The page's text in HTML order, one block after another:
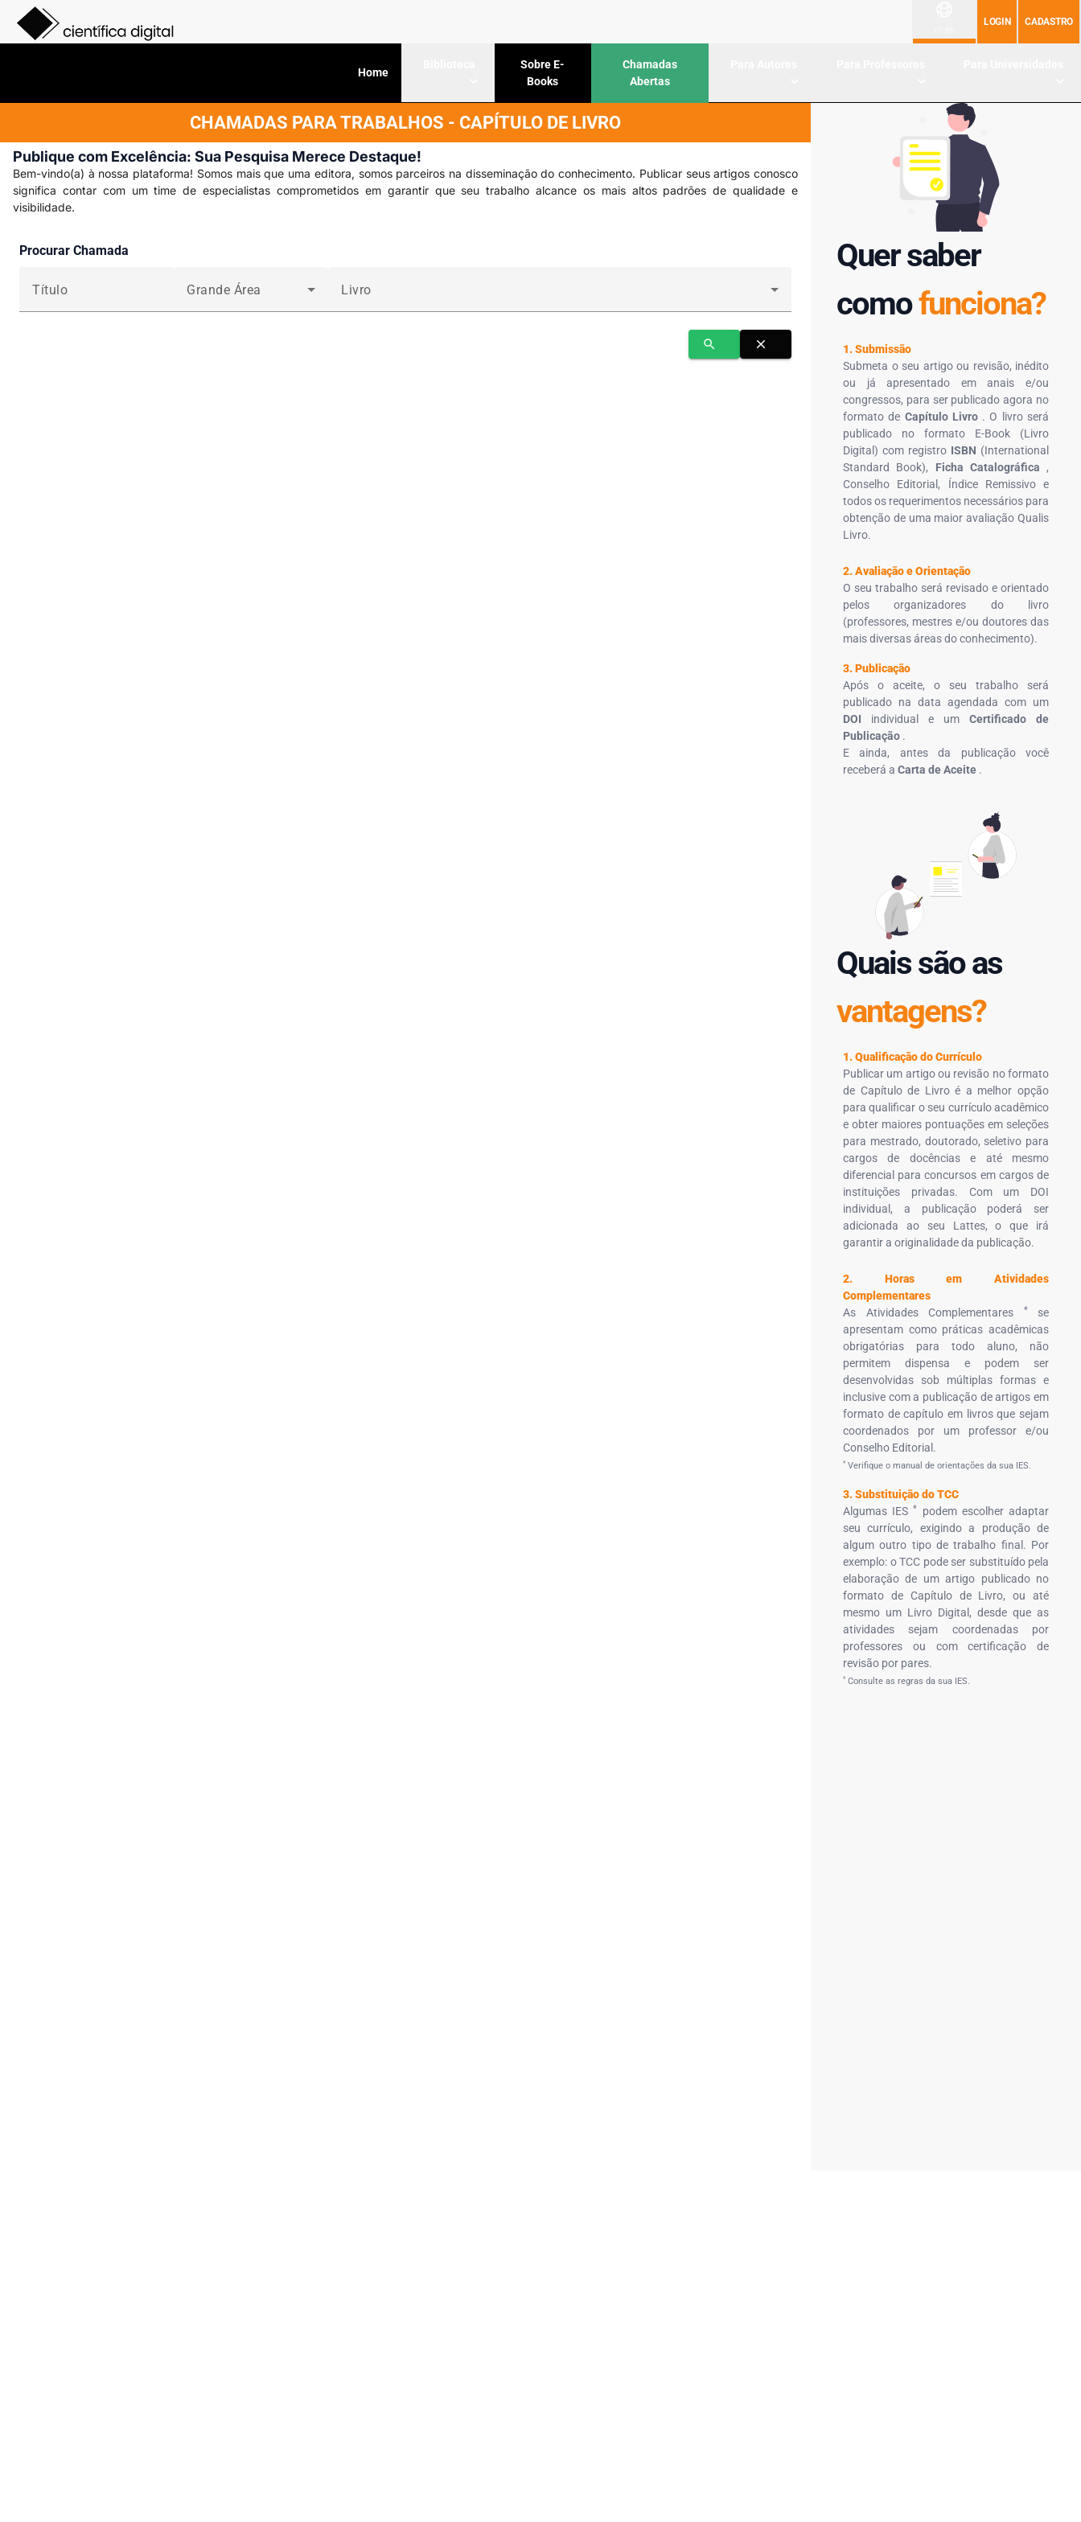
LOGIN CADASTRO
Home
Sobre E-
Books
Chamadas
Abertas
CHAMADAS PARA TRABALHOS - CAPÍTULO DE LIVRO
Publique com Excelência: Sua Pesquisa Merece Destaque!
Bem-vindo(a) à nossa plataforma! Somos mais que uma editora, somos parceiros na disseminação do conhecimento. Publicar seus artigos conosco
significa contar com um time de especialistas comprometidos em garantir que seu trabalho alcance os mais altos padrões de qualidade e
visibilidade.
Procurar Chamada
Título Grande Área Livro
search close
Quer saber
comofunciona?
1. Submissão
Submeta o seu artigo ou revisão, inédito
ou já apresentado em anais e/ou
congressos, para ser publicado agora no
formato de Capítulo Livro. O livro será
publicado no formato E-Book (Livro
Digital) com registro ISBN (International
Standard Book), Ficha Catalográfica ,
Conselho Editorial, Índice Remissivo e
todos os requerimentos necessários para
obtenção de uma maior avaliação Qualis
Livro.
2. Avaliação e Orientação
O seu trabalho será revisado e orientado
pelos organizadores do livro
(professores, mestres e/ou doutores das
mais diversas áreas do conhecimento).
3. Publicação
Após o aceite, o seu trabalho será
publicado na data agendada com um
DOI individual e um Certificado de
Publicação .
E ainda, antes da publicação você
receberá a Carta de Aceite .
Quais são as
vantagens?
1. Qualificação do Currículo
Publicar um artigo ou revisão no formato
de Capítulo de Livro é a melhor opção
para qualificar o seu currículo acadêmico
e obter maiores pontuações em seleções
para mestrado, doutorado, seletivo para
cargos de docências e até mesmo
diferencial para concursos em cargos de
instituições privadas. Com um DOI
individual, a publicação poderá ser
adicionada ao seu Lattes, o que irá
garantir a originalidade da publicação.
2. Horas em Atividades
Complementares
As Atividades Complementares
*se
apresentam como práticas acadêmicas
obrigatórias para todo aluno, não
permitem dispensa e podem ser
desenvolvidas sob múltiplas formas e
inclusive com a publicação de artigos em
formato de capítulo em livros que sejam
coordenados por um professor e/ou
Conselho Editorial.
*Verifique o manual de orientações da sua IES.
3. Substituição do TCC
Algumas IES*
podem escolher adaptar
seu currículo, exigindo a produção de
algum outro tipo de trabalho final. Por
exemplo: o TCC pode ser substituído pela
elaboração de um artigo publicado no
formato de Capítulo de Livro, ou até
mesmo um Livro Digital, desde que as
atividades sejam coordenadas por
professores ou com certificação de
revisão por pares.
*Consulte as regras da sua IES.